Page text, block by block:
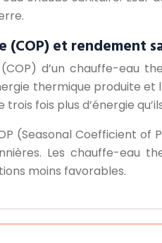
et rendement
d’un chauffe-eau
thermique produite et
fois plus d’énergie
(Seasonal Coefficient
Les chauffe-eau
moins favorables.